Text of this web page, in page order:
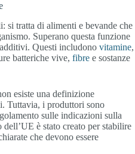
tratta di alimenti e bevande che
Superano questa funzione
Questi includono vitamine,
batteriche vive, fibre e sostanze
esiste una definizione
Tuttavia, i produttori sono
sulle indicazioni sulla
è stato creato per stabilire
che devono essere